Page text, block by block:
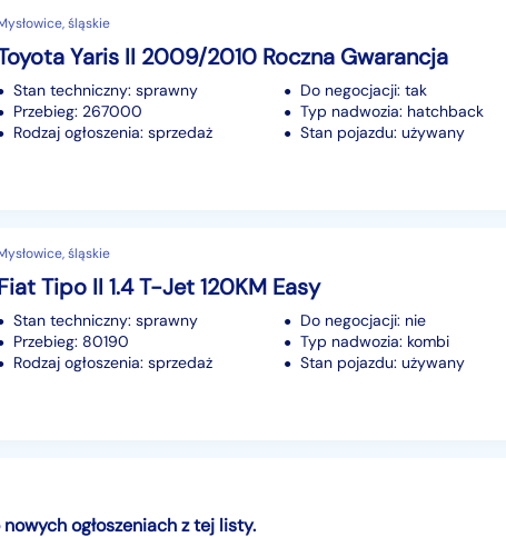
śląskie
Yaris II 2009/2010 Roczna Gwarancja
Stan techniczny: sprawny
Przebieg: 267000
Rodzaj ogłoszenia: sprzedaż
Do negocjacji: tak
Typ nadwozia: hatchback
Stan pojazdu: używany
śląskie
Tipo II 1.4 T-Jet 120KM Easy
Stan techniczny: sprawny
Przebieg: 80190
Rodzaj ogłoszenia: sprzedaż
Do negocjacji: nie
Typ nadwozia: kombi
Stan pojazdu: używany
ogłoszeniach z tej listy.